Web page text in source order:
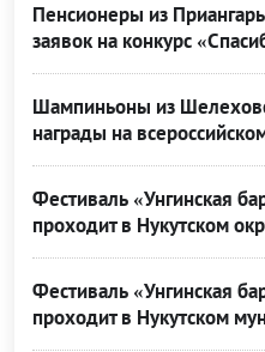
Пенсионеры из
заявок на конкурс
Шампиньоны из
награды на
Фестиваль «Унгинская
проходит в Нукутском
Фестиваль «Унгинская
проходит в Нукутском